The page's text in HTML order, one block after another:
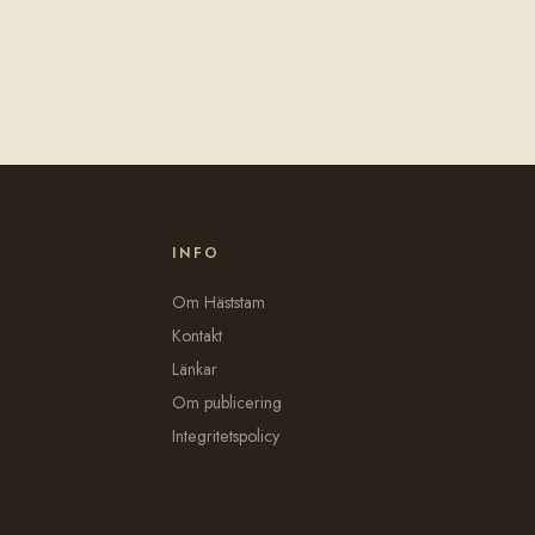
INFO
Om Häststam
Kontakt
Länkar
Om publicering
Integritetspolicy